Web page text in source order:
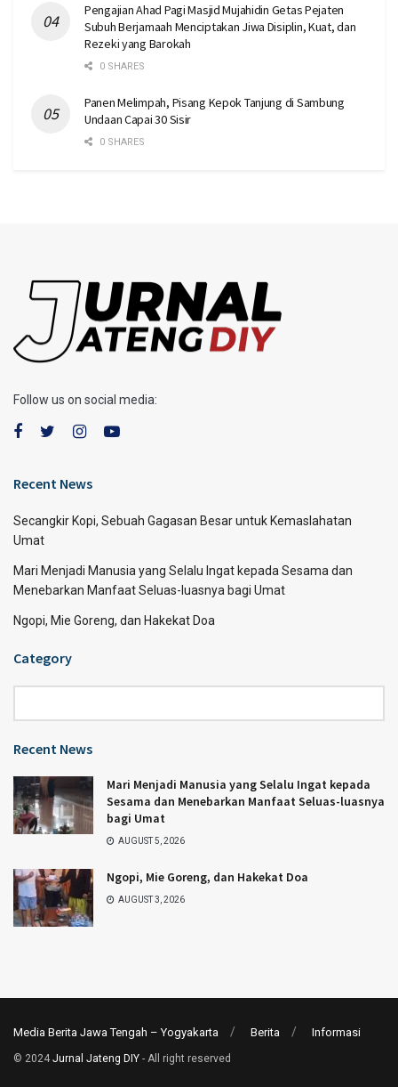
Pengajian Ahad Pagi Masjid Mujahidin Getas Pejaten
Subuh Berjamaah Menciptakan Jiwa Disiplin, Kuat, dan
Rezeki yang Barokah
0 SHARES
Panen Melimpah, Pisang Kepok Tanjung di Sambung
Undaan Capai 30 Sisir
0 SHARES
Follow us on social media:
Recent News
Secangkir Kopi, Sebuah Gagasan Besar untuk Kemaslahatan
Umat
Mari Menjadi Manusia yang Selalu Ingat kepada Sesama dan
Menebarkan Manfaat Seluas-luasnya bagi Umat
Ngopi, Mie Goreng, dan Hakekat Doa
Category
Recent News
Mari Menjadi Manusia yang Selalu Ingat kepada
Sesama dan Menebarkan Manfaat Seluas-luasnya
bagi Umat
AUGUST 5, 2026
Ngopi, Mie Goreng, dan Hakekat Doa
AUGUST 3, 2026
Media Berita Jawa Tengah – Yogyakarta Berita Informasi
© 2024 Jurnal Jateng DIY - All right reserved